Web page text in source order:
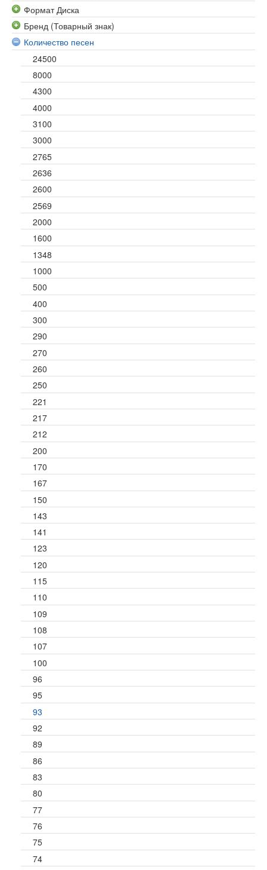
Формат Диска
Бренд (Товарный знак)
Количество песен
24500
8000
4300
4000
3100
3000
2765
2636
2600
2569
2000
1600
1348
1000
500
400
300
290
270
260
250
221
217
212
200
170
167
150
143
141
123
120
115
110
109
108
107
100
96
95
93
92
89
86
83
80
77
76
75
74